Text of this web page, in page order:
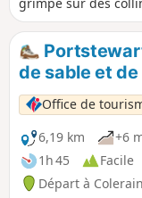
vues à couper le
de sable et
Office de
6,19 km
+6
1h 45
Facile
Départ à